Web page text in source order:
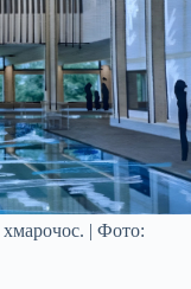
| Фото: